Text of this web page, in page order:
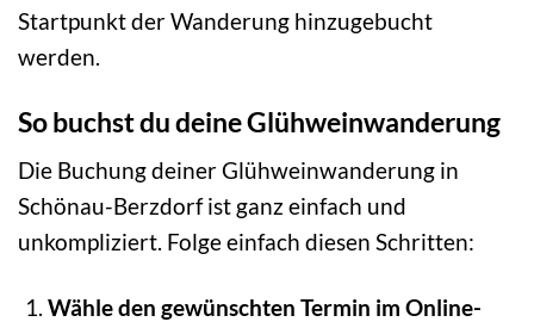
Startpunkt der Wanderung hinzugebucht
werden.
So buchst du deine Glühweinwanderung
Die Buchung deiner Glühweinwanderung in
Schönau-Berzdorf ist ganz einfach und
unkompliziert. Folge einfach diesen Schritten:
Wähle den gewünschten Termin im Online-